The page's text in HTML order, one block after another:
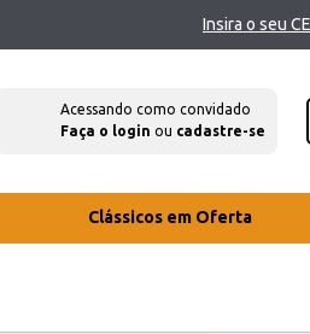
Insira o seu
Acessando como convidado
Faça o login ou cadastre-se
Clássicos em Oferta